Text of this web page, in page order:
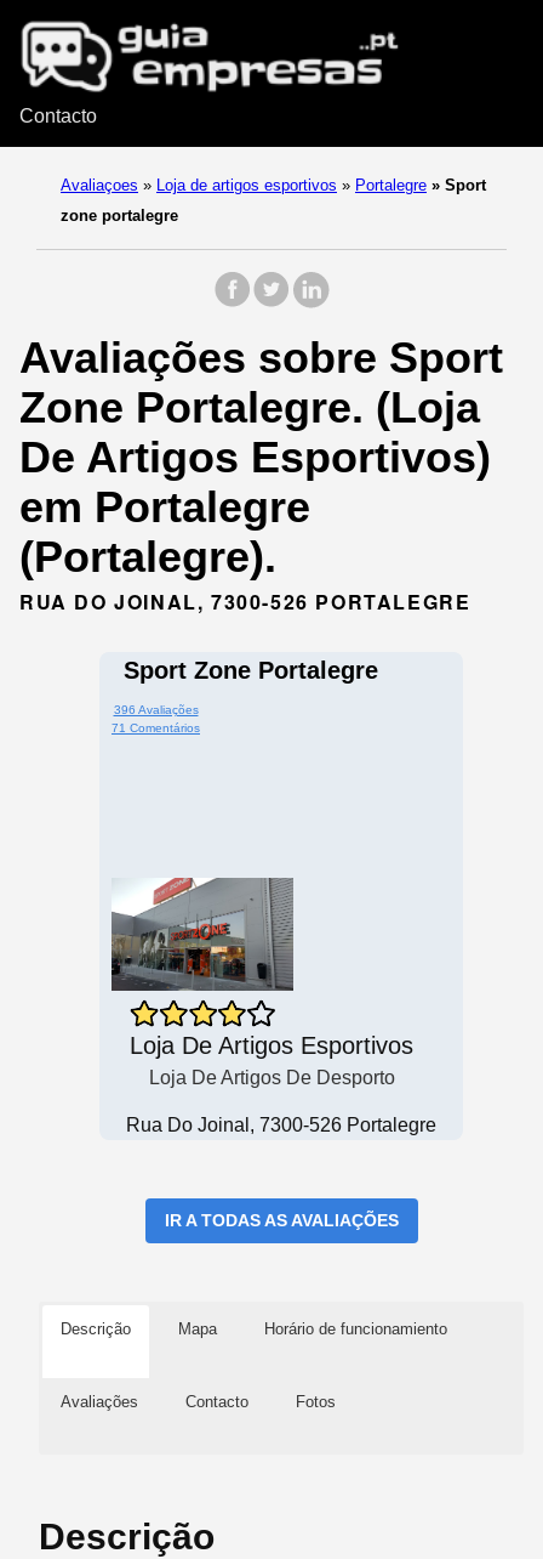
Contacto
Avaliaçoes » Loja de artigos esportivos » Portalegre » Sport
zone portalegre
Avaliações sobre Sport
Zone Portalegre. (Loja
De Artigos Esportivos)
em Portalegre
(Portalegre).
RUA DO JOINAL, 7300-526 PORTALEGRE
Sport Zone Portalegre
396 Avaliações
71 Comentários
Loja De Artigos Esportivos
Loja De Artigos De Desporto
Rua Do Joinal, 7300-526 Portalegre
IR A TODAS AS AVALIAÇÕES
Descrição Mapa Horário de funcionamiento
Avaliações Contacto Fotos
Descrição